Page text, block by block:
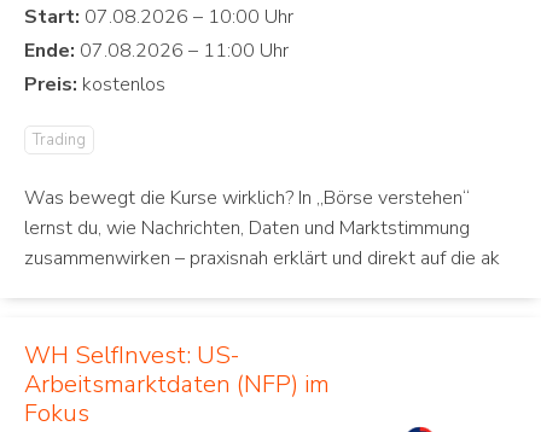
Start:
Ende:
Preis:
Trading
Was bewegt die Kurse wirklich? In „Börse verstehen“
lernst du, wie Nachrichten, Daten und Marktstimmung
zusammenwirken – praxisnah erklärt und direkt auf die ak
WH SelfInvest: US-
Arbeitsmarktdaten (NFP) im
Fokus